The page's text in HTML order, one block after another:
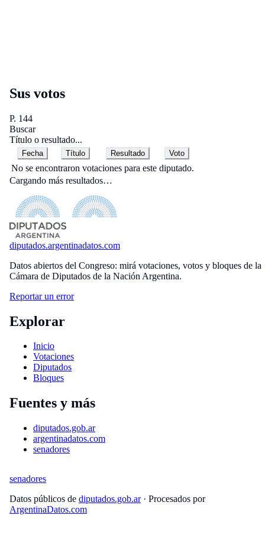
Sus votos
P. 144
Buscar
Título o resultado...
Fecha Título Resultado Voto
No se encontraron votaciones para este diputado.
Cargando más resultados…
diputados.argentinadatos.com
Datos abiertos del Congreso: mirá votaciones, votos y bloques de la
Cámara de Diputados de la Nación Argentina.
Reportar un error
Explorar
Inicio
Votaciones
Diputados
Bloques
Fuentes y más
diputados.gob.ar
argentinadatos.com
senadores
senadores
Datos públicos de diputados.gob.ar· Procesados por
ArgentinaDatos.com